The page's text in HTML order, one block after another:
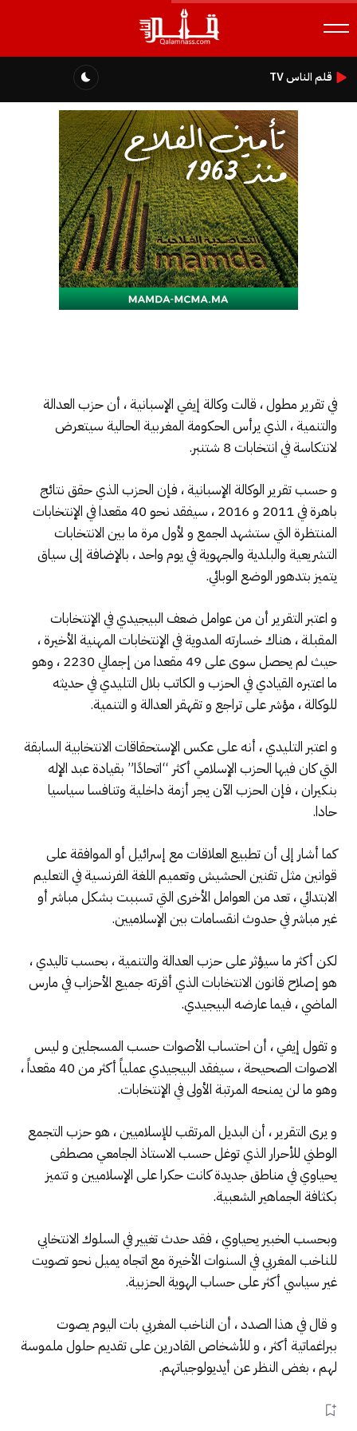
قلم الناس TV
في تقرير مطول ، قالت وكالة إيفي الإسبانية ، أن حزب العدالة
والتنمية ، الذي يرأس الحكومة المغربية الحالية سيتعرض
لانتكاسة في انتخابات 8 شتنبر.
و حسب تقرير الوكالة الإسبانية ، فإن الحزب الذي حقق نتائج
باهرة في 2011 و 2016 ، سيفقد نحو 40 مقعدا في الإنتخابات
المنتظرة التي ستشهد الجمع و لأول مرة ما بين الانتخابات
التشريعية والبلدية والجهوية في يوم واحد ، بالإضافة إلى سياق
يتميز بتدهور الوضع الوبائي.
و اعتبر التقرير أن من عوامل ضعف البيجيدي في الإنتخابات
المقبلة ، هناك خسارته المدوية في الإنتخابات المهنية الأخيرة ،
حيث لم يحصل سوى على 49 مقعدا من إجمالي 2230 ، وهو
ما اعتبره القيادي في الحزب و الكاتب بلال التليدي في حديثه
للوكالة ، مؤشر على تراجع و تقهقر العدالة و التنمية.
و اعتبر التليدي ، أنه على عكس الإستحقاقات الانتخابية السابقة
التي كان فيها الحزب الإسلامي أكثر “اتحادًا” بقيادة عبد الإله
بنكيران ، فإن الحزب الآن يجر أزمة داخلية وتنافسا سياسيا
حادا.
كما أشار إلى أن تطبيع العلاقات مع إسرائيل أو الموافقة على
قوانين مثل تقنين الحشيش وتعميم اللغة الفرنسية في التعليم
الابتدائي ، تعد من العوامل الأخرى التي تسببت بشكل مباشر أو
غير مباشر في حدوث انقسامات بين الإسلاميين.
لكن أكثر ما سيؤثر على حزب العدالة والتنمية ، بحسب تاليدي ،
هو إصلاح قانون الانتخابات الذي أقرته جميع الأحزاب في مارس
الماضي ، فيما عارضه البيجيدي.
و تقول إيفي ، أن احتساب الأصوات حسب المسجلين و ليس
الاصوات الصحيحة ، سيفقد البيجيدي عملياً أكثر من 40 مقعداً ،
وهو ما لن يمنحه المرتبة الأولى في الإنتخابات.
و يرى التقرير ، أن البديل المرتقب للإسلاميين ، هو حزب التجمع
الوطني للأحرار الذي توغل حسب الاستاذ الجامعي مصطفى
يحياوي في مناطق جديدة كانت حكرا على الإسلاميين و تتميز
بكثافة الجماهير الشعبية.
وبحسب الخبير يحياوي ، فقد حدث تغيير في السلوك الانتخابي
للناخب المغربي في السنوات الأخيرة مع اتجاه يميل نحو تصويت
غير سياسي أكثر على حساب الهوية الحزبية.
و قال في هذا الصدد ، أن الناخب المغربي بات اليوم يصوت
ببراغماتية أكثر ، و للأشخاص القادرين على تقديم حلول ملموسة
لهم ، بغض النظر عن أيديولوجياتهم.